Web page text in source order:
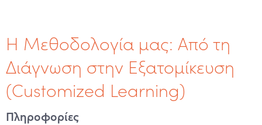
Η Μεθοδολογία μας: Από τη
Διάγνωση στην Εξατομίκευση
(Customized Learning)
Πληροφορίες